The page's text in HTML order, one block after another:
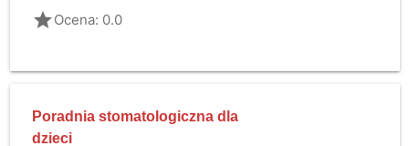
gradeOcena: 0.0
Poradnia stomatologiczna dla
dzieci